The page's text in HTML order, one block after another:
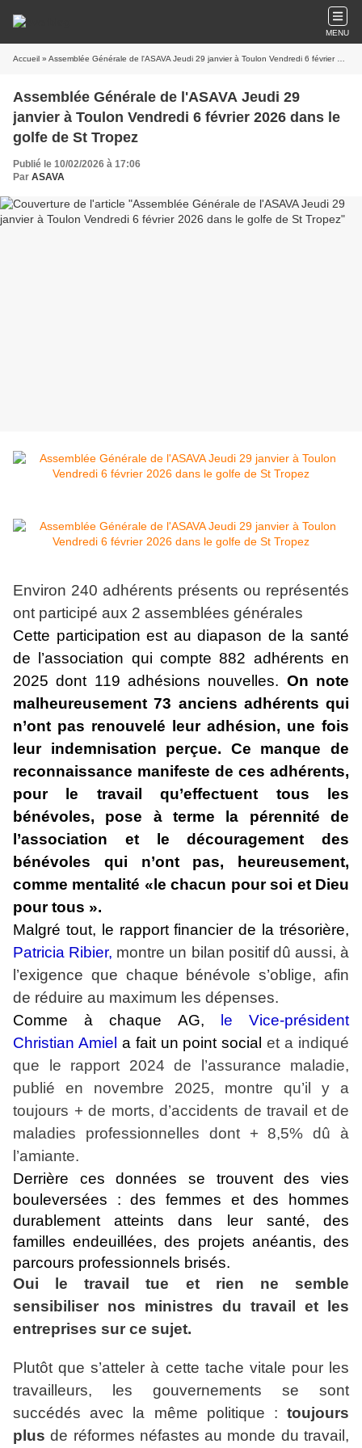
MENU
Accueil » Assemblée Générale de l'ASAVA Jeudi 29 janvier à Toulon Vendredi 6 février 2026 dans le golfe de St Tropez
Assemblée Générale de l'ASAVA Jeudi 29
janvier à Toulon Vendredi 6 février 2026 dans le
golfe de St Tropez
Publié le 10/02/2026 à 17:06
Par ASAVA
Environ 240 adhérents présents ou représentés
ont participé aux 2 assemblées générales
Cette participation est au diapason de la santé
de l’association qui compte 882 adhérents en
2025 dont 119 adhésions nouvelles. On note
malheureusement 73 anciens adhérents qui
n’ont pas renouvelé leur adhésion, une fois
leur indemnisation perçue. Ce manque de
reconnaissance manifeste de ces adhérents,
pour le travail qu’effectuent tous les
bénévoles, pose à terme la pérennité de
l’association et le découragement des
bénévoles qui n’ont pas, heureusement,
comme mentalité «le chacun pour soi et Dieu
pour tous ».
Malgré tout, le rapport financier de la trésorière,
Patricia Ribier, montre un bilan positif dû aussi, à
l’exigence que chaque bénévole s’oblige, afin
de réduire au maximum les dépenses.
Comme à chaque AG,
le Vice-président
Christian Amiel a fait un point socialet a indiqué
que le rapport 2024 de l’assurance maladie,
publié en novembre 2025, montre qu’il y a
toujours + de morts, d’accidents de travail et de
maladies professionnelles dont + 8,5% dû à
l’amiante.
Derrière ces données se trouvent des vies
bouleversées : des femmes et des hommes
durablement atteints dans leur santé, des
familles endeuillées, des projets anéantis, des
parcours professionnels brisés.
Oui le travail tue et rien ne semble
sensibiliser nos ministres du travail et les
entreprises sur ce sujet.
Plutôt que s’atteler à cette tache vitale pour les
travailleurs, les gouvernements se sont
succédés avec la même politique : toujours
plusde réformes néfastes au monde du travail,